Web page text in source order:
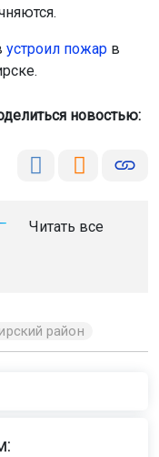
устроил пожар в
новостью:
Читать все
район